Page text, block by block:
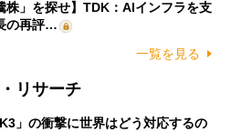
株」を探せ】TDK：AIインフラを支
の再評…
一覧を見る
リサーチ
」の衝撃に世界はどう対応するの